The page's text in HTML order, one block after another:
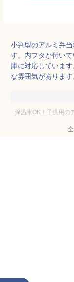
小判型のアルミ弁
す。内フタが付い
庫に対応していま
な雰囲気があります
保温庫OK！子供用の